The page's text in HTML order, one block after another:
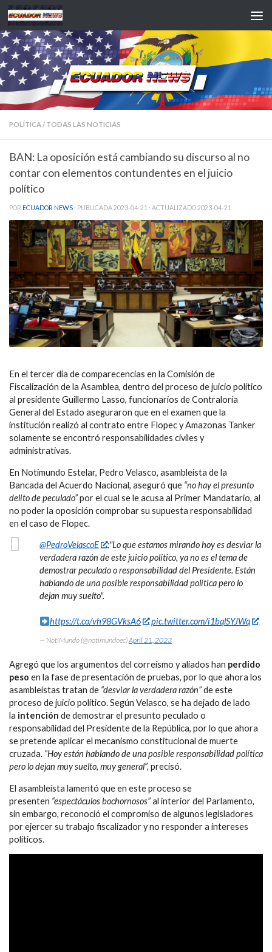
Saltar al contenido
POLÍTICA/ TODAS LAS NOTICIAS
BAN: La oposición está cambiando su discurso al no
contar con elementos contundentes en el juicio
político
POR ECUADOR NEWS · PUBLICADA2023-04-21 · ACTUALIZADO2023-04-21
En el tercer día de comparecencias en la Comisión de
Fiscalización de la Asamblea, dentro del proceso de juicio político
al presidente Guillermo Lasso, funcionarios de Contraloría
General del Estado aseguraron que en el examen que la
institución realizó al contrato entre Flopec y Amazonas Tanker
solamente se encontró responsabilidades civiles y
administrativas.
En Notimundo Estelar, Pedro Velasco, asambleísta de la
Bancada del Acuerdo Nacional, aseguró que “no hay el presunto
delito de peculado”por el cual se le acusa al Primer Mandatario, al
no poder la oposición comprobar su supuesta responsabilidad
en el caso de Flopec.
@PedroVelascoE
:"Lo que estamos mirando hoy es desviar la
verdadera razón de este juicio político, ya no es el tema de
demostrar peculado o responsabilidad del Presidente. Están
hablando de una posible responsabilidad política pero lo
dejan muy suelto".
https://t.co/vh98GVksA6 pic.twitter.com/i1bqlSYJWq
— NotiMundo (@notimundoec)April 21, 2023
Agregó que los argumentos del correísmo y aliados han perdido
peso en la fase de presentación de pruebas, por lo que ahora los
asambleístas tratan de “desviar la verdadera razón”de este
proceso de juicio político. Según Velasco, se ha dejado de lado
la intención de demostrar el presunto peculado o
responsabilidad del Presidente de la República, por lo que ahora
se pretende aplicar el mecanismo constitucional de muerte
cruzada. ”Hoy están hablando de una posible responsabilidad política
pero lo dejan muy suelto, muy general”, precisó.
El asambleísta lamentó que en este proceso se
presenten “espectáculos bochornosos”al interior del Parlamento,
sin embargo, reconoció el compromiso de algunos legisladores
por ejercer su trabajo fiscalizador y no responder a intereses
políticos.